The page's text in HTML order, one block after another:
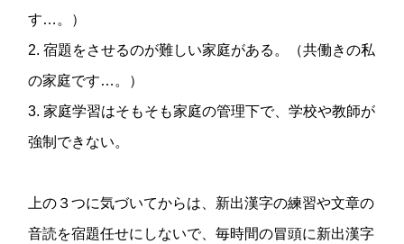
す…。）
2. 宿題をさせるのが難しい家庭がある。（共働きの私
の家庭です…。）
3. 家庭学習はそもそも家庭の管理下で、学校や教師が
強制できない。
上の３つに気づいてからは、新出漢字の練習や文章の
音読を宿題任せにしないで、毎時間の冒頭に新出漢字